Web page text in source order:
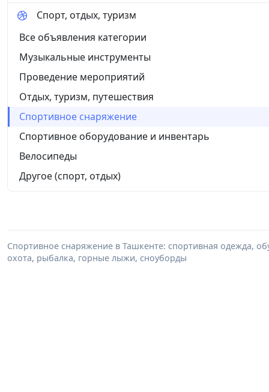
Спорт, отдых, туризм
Все объявления категории
Музыкальные инструменты
Проведение мероприятий
Отдых, туризм, путешествия
Спортивное снаряжение
Спортивное оборудование и инвентарь
Велосипеды
Другое (спорт, отдых)
Спортивное снаряжение в Ташкенте: спортивная одежда,
охота, рыбалка, горные лыжи, сноуборды